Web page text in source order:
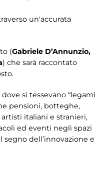
un'accurata
(Gabriele D’Annunzio,
) che sarà raccontato
si tessevano “legami
pensioni, botteghe,
italiani e stranieri,
ed eventi negli spazi
dell’innovazione e